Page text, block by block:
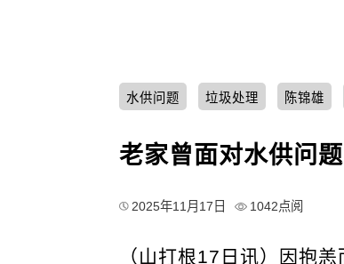
水供问题 垃圾处理 陈锦雄
老家曾面对水供问
2025年11月17日 1042点阅
（山打根17日讯）因抱